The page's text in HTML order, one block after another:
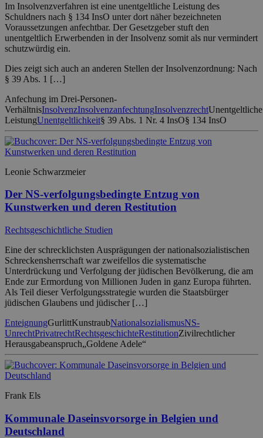
Im Insolvenzverfahren ist eine unentgeltliche Leistung des
Schuldners nach § 134 InsO unter dort näher bezeichneten
Voraussetzungen anfechtbar. Der Gesetzgeber stuft den
unentgeltlich Erwerbenden in der Insolvenz somit als nur vermindert
schutzwürdig ein.
Dies zeigt sich auch an anderen Stellen der Insolvenzordnung: Nach
§ 39 Abs. 1 […]
Anfechung im Drei-Personen-
VerhältnisInsolvenzInsolvenzanfechtungInsolvenzrechtUnentgeltliche
LeistungUnentgeltlichkeit§ 39 Abs. 1 Nr. 4 InsO§ 134 InsO
Leonie Schwarzmeier
Der NS-verfolgungsbedingte Entzug von
Kunstwerken und deren Restitution
Rechtsgeschichtliche Studien
Eine der schrecklichsten Ausprägungen der nationalsozialistischen
Schreckensherrschaft war zweifellos die systematische
Unterdrückung und Verfolgung der jüdischen Bevölkerung, die am
Ende zur Ermordung von Millionen Juden in ganz Europa führten.
Als Teil dieser Verfolgungsstrategie wurden die Staatsbürger
jüdischen Glaubens und jüdischer […]
EnteignungGurlittKunstraubNationalsozialismusNS-
UnrechtPrivatrechtRechtsgeschichteRestitutionZivilrechtlicher
Herausgabeanspruch„Goldene Adele“
Frank Els
Kommunale Daseinsvorsorge in Belgien und
Deutschland